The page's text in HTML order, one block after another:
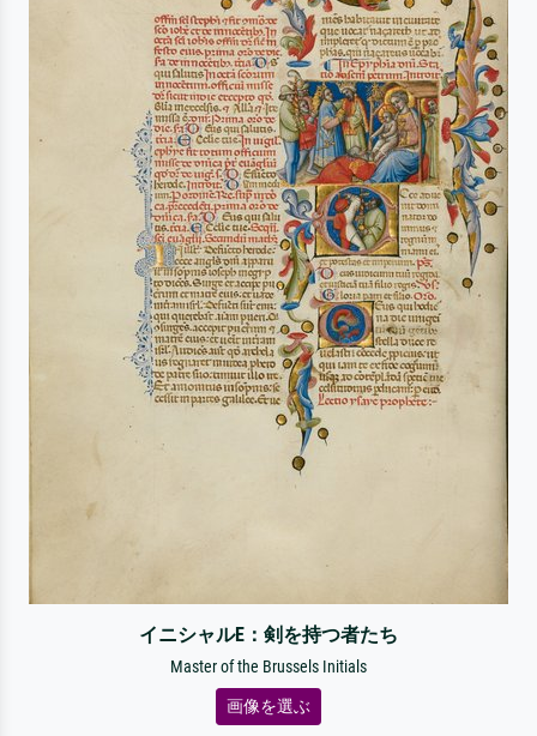
イニシャルE：剣を持つ者たち
Master of the Brussels Initials
画像を選ぶ